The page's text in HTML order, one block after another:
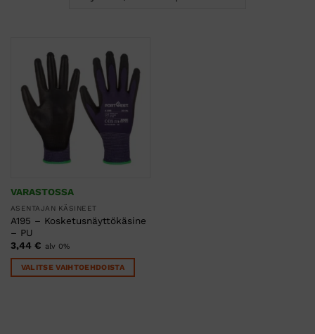
VARASTOSSA
ASENTAJAN KÄSINEET
A195 – Kosketusnäyttökäsine
– PU
3,44 € alv 0%
VALITSE VAIHTOEHDOISTA